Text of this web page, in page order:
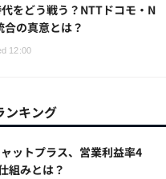
をどう戦う？NTTドコモ・N
の真意とは？
12:00
ンキング
ットプラス、営業利益率4
組みとは？